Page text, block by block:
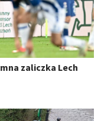
zaliczka Lech